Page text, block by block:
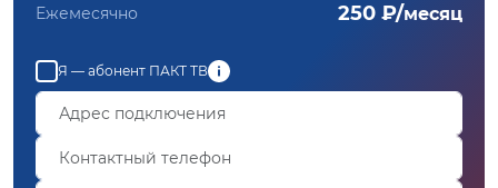
Ежемесячно 250 ₽/месяц
Я — абонент ПАКТ ТВ